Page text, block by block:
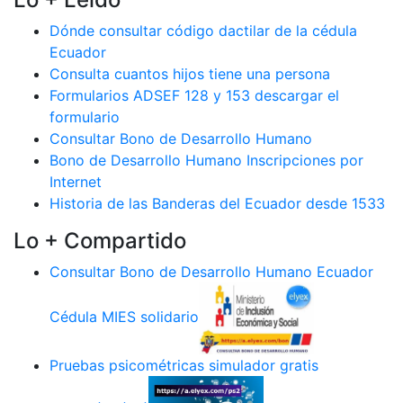
Dónde consultar código dactilar de la cédula
Ecuador
Consulta cuantos hijos tiene una persona
Formularios ADSEF 128 y 153 descargar el
formulario
Consultar Bono de Desarrollo Humano
Bono de Desarrollo Humano Inscripciones por
Internet
Historia de las Banderas del Ecuador desde 1533
Lo + Compartido
Consultar Bono de Desarrollo Humano Ecuador
Cédula MIES solidario
Pruebas psicométricas simulador gratis